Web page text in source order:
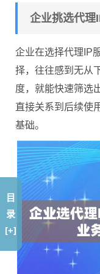
企业挑选代理
企业在选择代理IP
择，往往感到无从
度，就能快速筛选
直接关系到后续使
基础。
目
录
[+]